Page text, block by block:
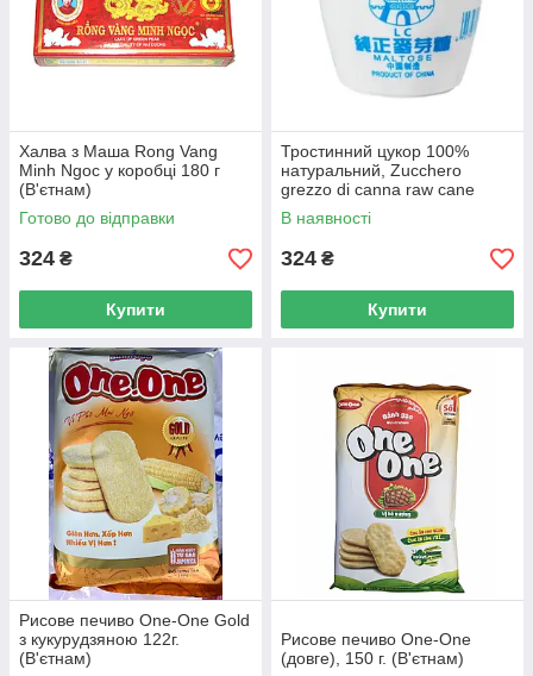
Халва з Маша Rong Vang
Minh Ngoc у коробці 180 г
(В'єтнам)
Готово до відправки
324 ₴
Купити
Тростинний цукор 100%
натуральний, Zucchero
grezzo di canna raw cane
sugar 1кг (В'єтнам)
В наявності
324 ₴
Купити
Рисове печиво One-One Gold
з кукурудзяною 122г.
(В'єтнам)
Рисове печиво One-One
(довге), 150 г. (В'єтнам)